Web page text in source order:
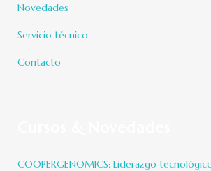
Novedades
Servicio técnico
Contacto
COOPERGENOMICS: Liderazgo